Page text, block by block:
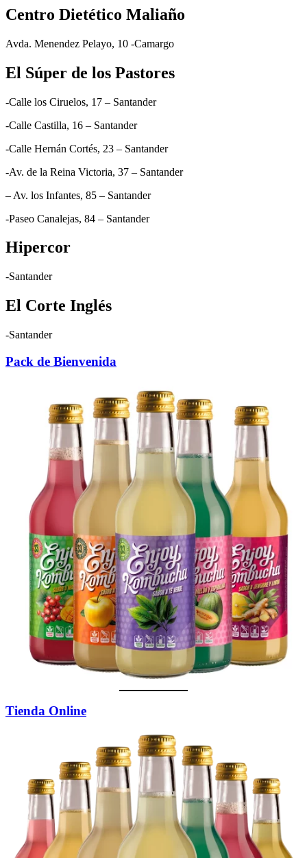
Centro Dietético Maliaño
Avda. Menendez Pelayo, 10 -Camargo
El Súper de los Pastores
-Calle los Ciruelos, 17 – Santander
-Calle Castilla, 16 – Santander
-Calle Hernán Cortés, 23 – Santander
-Av. de la Reina Victoria, 37 – Santander
– Av. los Infantes, 85 – Santander
-Paseo Canalejas, 84 – Santander
Hipercor
-Santander
El Corte Inglés
-Santander
Pack de Bienvenida
Tienda Online